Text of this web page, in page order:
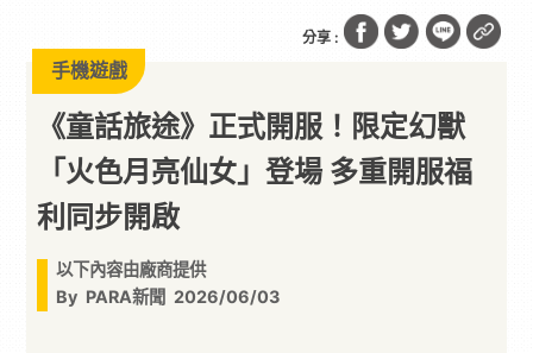
分享 :
手機遊戲
《童話旅途》正式開服！限定幻獸
「火色月亮仙女」登場 多重開服福
利同步開啟
以下內容由廠商提供
By PARA新聞 2026/06/03